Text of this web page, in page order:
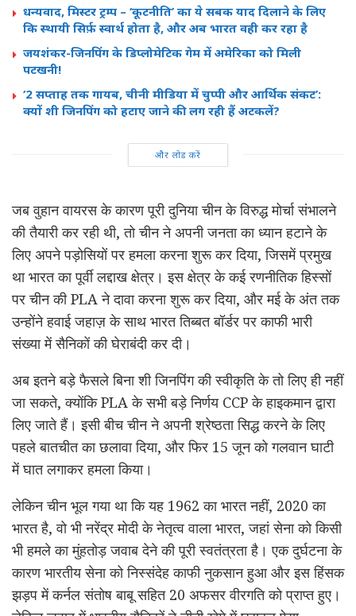
धन्यवाद, मिस्टर ट्रम्प – ‘कूटनीति’ का ये सबक याद दिलाने के लिए
कि स्थायी सिर्फ़ स्वार्थ होता है, और अब भारत वही कर रहा है
जयशंकर-जिनपिंग के डिप्लोमेटिक गेम में अमेरिका को मिली
पटखनी!
‘2 सप्ताह तक गायब, चीनी मीडिया में चुप्पी और आर्थिक संकट’:
क्यों शी जिनपिंग को हटाए जाने की लग रही हैं अटकलें?
और लोड करें
जब वुहान वायरस के कारण पूरी दुनिया चीन के विरुद्ध मोर्चा संभालने
की तैयारी कर रही थी, तो चीन ने अपनी जनता का ध्यान हटाने के
लिए अपने पड़ोसियों पर हमला करना शुरू कर दिया, जिसमें प्रमुख
था भारत का पूर्वी लद्दाख क्षेत्र। इस क्षेत्र के कई रणनीतिक हिस्सों
पर चीन की PLA ने दावा करना शुरू कर दिया, और मई के अंत तक
उन्होंने हवाई जहाज़ के साथ भारत तिब्बत बॉर्डर पर काफी भारी
संख्या में सैनिकों की घेराबंदी कर दी।
अब इतने बड़े फैसले बिना शी जिनपिंग की स्वीकृति के तो लिए ही नहीं
जा सकते, क्योंकि PLA के सभी बड़े निर्णय CCP के हाइकमान द्वारा
लिए जाते हैं। इसी बीच चीन ने अपनी श्रेष्ठता सिद्ध करने के लिए
पहले बातचीत का छलावा दिया, और फिर 15 जून को गलवान घाटी
में घात लगाकर हमला किया।
लेकिन चीन भूल गया था कि यह 1962 का भारत नहीं, 2020 का
भारत है, वो भी नरेंद्र मोदी के नेतृत्व वाला भारत, जहां सेना को किसी
भी हमले का मुंहतोड़ जवाब देने की पूरी स्वतंत्रता है। एक दुर्घटना के
कारण भारतीय सेना को निस्संदेह काफी नुकसान हुआ और इस हिंसक
झड़प में कर्नल संतोष बाबू सहित 20 अफसर वीरगति को प्राप्त हुए।